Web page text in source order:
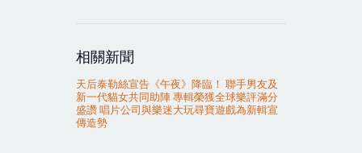
相關新聞
天后泰勒絲宣告《午夜》降臨！ 聯手男友及
新一代貓女共同助陣 專輯榮獲全球樂評滿分
盛讚 唱片公司與樂迷大玩尋寶遊戲為新輯宣
傳造勢